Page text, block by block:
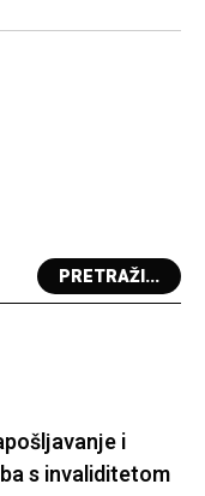
Akademijom
PRETRAŽI...
i
s invaliditetom